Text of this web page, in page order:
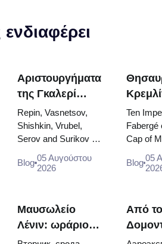
Αριστουργήματα
της Γκαλερί
Τρετιακόφ: Οι
Πίνακες που
Αξίζει να
Προγραμματίσετε
Γύρω τους
Repin, Vasnetsov,
Shishkin, Vrubel,
Serov and Surikov —
people, where they
Blog 05 Αυγούστου
2026
Αυγά
Στέψης
Ten
Fabergé
Cap of
of two
Blog05
Μαυσωλείο
Λένιν: ωράριο
λειτουργίας,
Από το
στο